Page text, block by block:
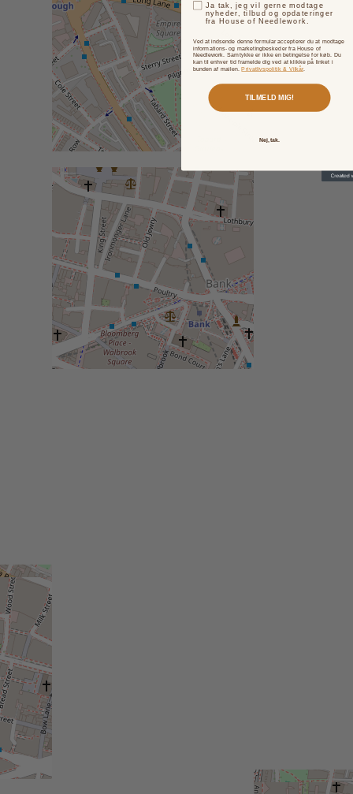
Ja tak, jeg vil gerne modtage
nyheder, tilbud og opdateringer
fra House of Needlework.
Ved at indsende denne formular accepterer du at modtage
informations- og marketingbeskeder fra House of
Needlework. Samtykke er ikke en betingelse for køb. Du
kan til enhver tid framelde dig ved at klikke på linket i
bunden af mailen.Privatlivspolitik & Vilkår.
TILMELD MIG!
Nej, tak.